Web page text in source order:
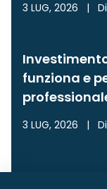
3 LUG, 2026 | Di
funziona e
3 LUG, 2026 | Di